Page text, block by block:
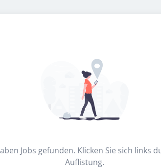
Jobs gefunden. Klicken Sie sich links
Auflistung.